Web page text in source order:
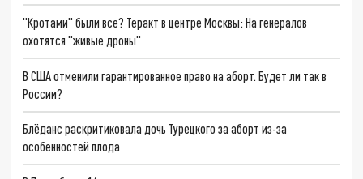
"Кротами" были все? Теракт в центре Москвы: На генералов
охотятся "живые дроны"
В США отменили гарантированное право на аборт. Будет ли так в
России?
Блёданс раскритиковала дочь Турецкого за аборт из-за
особенностей плода